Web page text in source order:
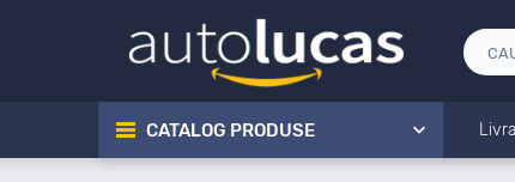
CATALOG PRODUSE